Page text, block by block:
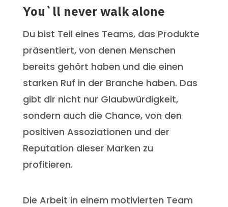
You`ll never walk alone
Du bist Teil eines Teams, das Produkte
präsentiert, von denen Menschen
bereits gehört haben und die einen
starken Ruf in der Branche haben. Das
gibt dir nicht nur Glaubwürdigkeit,
sondern auch die Chance, von den
positiven Assoziationen und der
Reputation dieser Marken zu
profitieren.
Die Arbeit in einem motivierten Team